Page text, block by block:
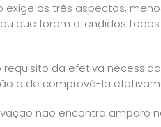
os três aspectos,
que foram atendidos
da efetiva
a de comprová-la
não encontra amparo